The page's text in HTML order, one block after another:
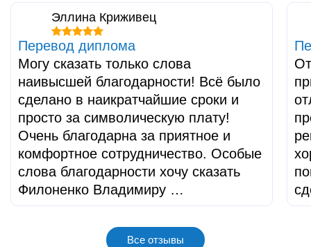
Эллина Криживец
Перевод диплома
Могу сказать только слова
наивысшей благодарности! Всё было
сделано в наикратчайшие сроки и
просто за символическую плату!
Очень благодарна за приятное и
комфортное сотрудничество. Особые
слова благодарности хочу сказать
Филоненко Владимиру …
Все отзывы